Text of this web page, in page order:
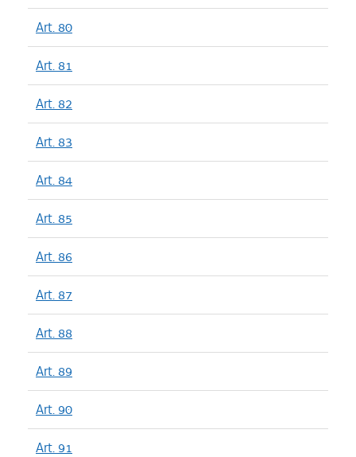
Art. 80
Art. 81
Art. 82
Art. 83
Art. 84
Art. 85
Art. 86
Art. 87
Art. 88
Art. 89
Art. 90
Art. 91